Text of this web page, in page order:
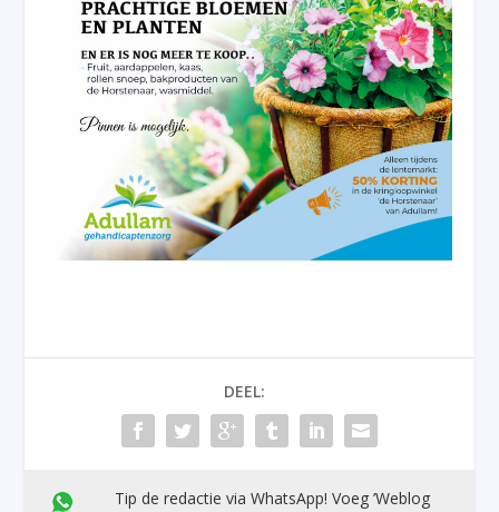
DEEL:
Tip de redactie via WhatsApp! Voeg ’Weblog